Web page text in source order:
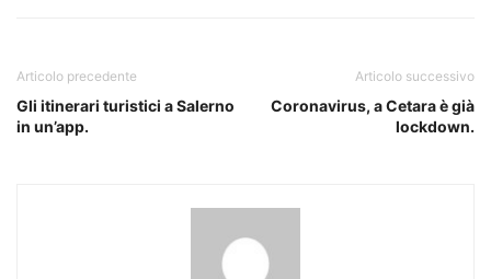
Articolo precedente
Gli itinerari turistici a Salerno
in un’app.
Articolo successivo
Coronavirus, a Cetara è già
lockdown.